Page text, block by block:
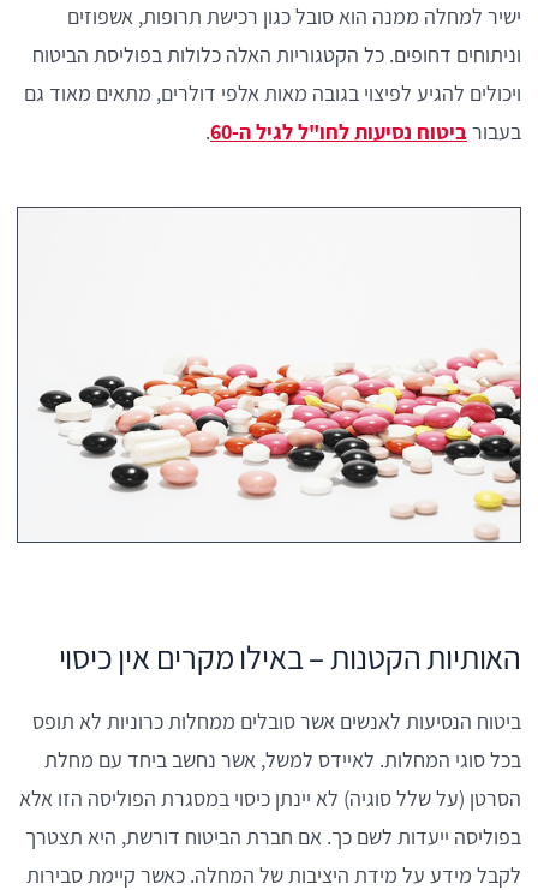
ישיר למחלה ממנה הוא סובל כגון רכישת תרופות, אשפוזים
וניתוחים דחופים. כל הקטגוריות האלה כלולות בפוליסת הביטוח
ויכולים להגיע לפיצוי בגובה מאות אלפי דולרים, מתאים מאוד גם
בעבורביטוח נסיעות לחו"ל לגיל ה-60 .
האותיות הקטנות – באילו מקרים אין כיסוי
ביטוח הנסיעות לאנשים אשר סובלים ממחלות כרוניות לא תופס
בכל סוגי המחלות. לאיידס למשל, אשר נחשב ביחד עם מחלת
הסרטן (על שלל סוגיה) לא יינתן כיסוי במסגרת הפוליסה הזו אלא
בפוליסה ייעדות לשם כך. אם חברת הביטוח דורשת, היא תצטרך
לקבל מידע על מידת היציבות של המחלה. כאשר קיימת סבירות